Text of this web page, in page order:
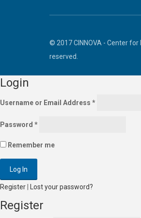
© 2017 CINNOVA - Center
reserved.
Login
Username or Email Address *
Password *
Remember me
Register Lost your password?
Register